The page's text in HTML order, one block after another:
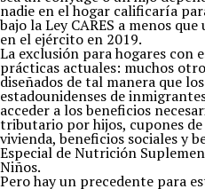
nadie en el hogar calificaría
bajo la Ley CARES a menos
en el ejército en 2019.
La exclusión para hogares con
prácticas actuales: muchos
diseñados de tal manera que
estadounidenses de
acceder a los beneficios
tributario por hijos, cupones
vivienda, beneficios sociales y
Especial de Nutrición
Niños.
Pero hay un precedente para